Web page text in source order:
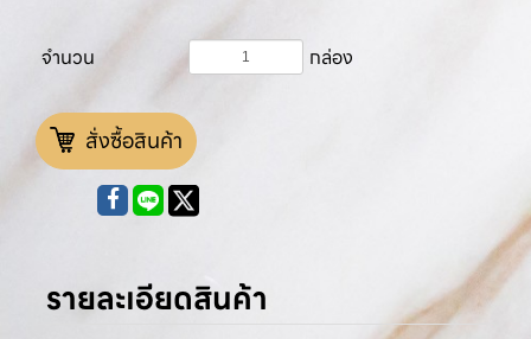
จำนวน กล่อง
สั่งซื้อสินค้า
รายละเอียดสินค้า